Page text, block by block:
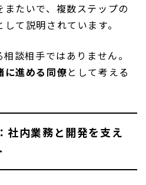
たいで、複数ステップの
て説明されています。
談相手ではありません。
に進める同僚として考える
内業務と開発を支え